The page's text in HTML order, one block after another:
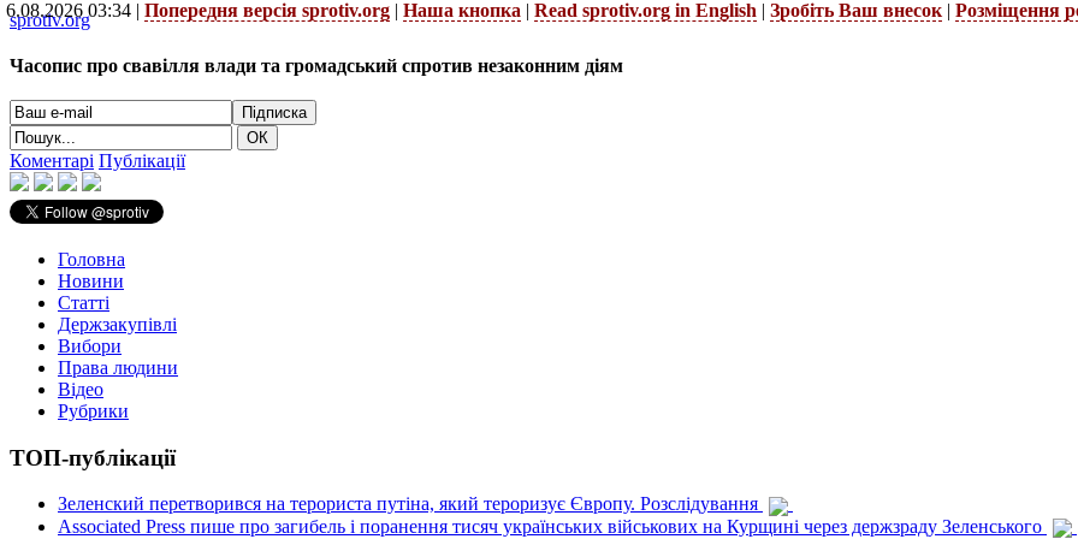
6.08.2026 03:34 | Попередня версія sprotiv.org | Наша кнопка | Read sprotiv.org in English | Зробіть Ваш внесок | Розміщення
sprotiv.org
Часопис про свавілля влади та громадський спротив незаконним діям
Коментарі Публікації
Головна
Новини
Статті
Держзакупівлі
Вибори
Права людини
Відео
Рубрики
ТОП-публікації
Зеленский перетворився на терориста путіна, який тероризує Європу. Розслідування
Associated Press пише про загибель і поранення тисяч українських військових на Курщині через держзраду Зеленського